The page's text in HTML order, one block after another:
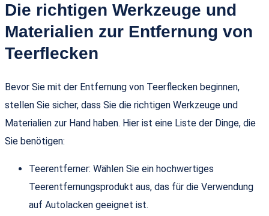
Die richtigen Werkzeuge und
Materialien zur Entfernung von
Teerflecken
Bevor Sie mit der Entfernung von Teerflecken beginnen,
stellen Sie sicher, dass Sie die richtigen Werkzeuge und
Materialien zur Hand haben. Hier ist eine Liste der Dinge, die
Sie benötigen:
Teerentferner: Wählen Sie ein hochwertiges
Teerentfernungsprodukt aus, das für die Verwendung
auf Autolacken geeignet ist.